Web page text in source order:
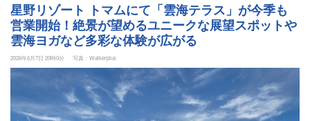
星野リゾート トマムにて「雲海テラス」が今季も
営業開始！絶景が望めるユニークな展望スポットや
雲海ヨガなど多彩な体験が広がる
2026年6月7日 20時0分 写真：Walkerplus